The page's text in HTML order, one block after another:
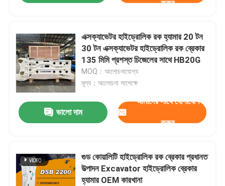
পণ্য
করুন
এক্সক্যাভেটর হাইড্রোলিক রক হ্যামার 20 টন
30 টন এক্সক্যাভেটর হাইড্রোলিক রক ব্রেকার
135 মিমি প্রশস্ত চিজেলের সাথে HB20G
MOQ：আলোচনাযোগ্য
মূল্য：আলোচনা সাপেক্ষে
ভালো দাম
আমাদের সাথে যোগাযোগ
করুন
গুড কোয়ালিটি হাইড্রোলিক রক ব্রেকার প্রধানত
উত্পাদন Excavator হাইড্রোলিক ব্রেকার
হ্যামার OEM কারখানা